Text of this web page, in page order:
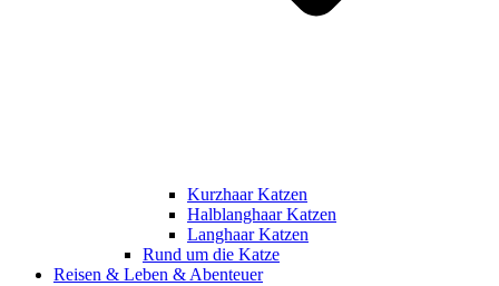
Kurzhaar Katzen
Halblanghaar Katzen
Langhaar Katzen
Rund um die Katze
Reisen & Leben & Abenteuer